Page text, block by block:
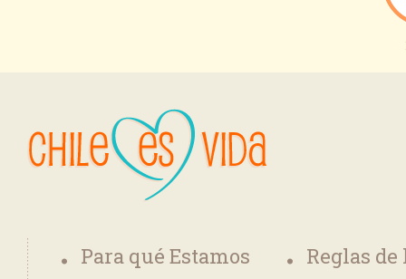
Para qué Estamos
Reglas